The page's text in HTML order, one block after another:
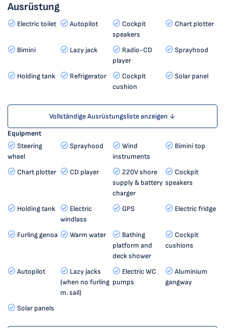
Ausrüstung
Electric toilet Autopilot
Cockpit
speakers
Chart plotter
Bimini Lazy jack
Radio-CD
player
Sprayhood
Holding tank Refrigerator
Cockpit
cushion
Solar panel
Vollständige Ausrüstungsliste anzeigen ↓
Equipment
Steering
wheel
Sprayhood
Wind
instruments
Bimini top
Chart plotter CD player
220V shore
supply & battery
charger
Cockpit
speakers
Holding tank
Electric
windlass
GPS Electric fridge
Furling genoa Warm water
Bathing
platform and
deck shower
Cockpit
cushions
Autopilot
Lazy jacks
(when no furling
m. sail)
Electric WC
pumps
Aluminium
gangway
Solar panels